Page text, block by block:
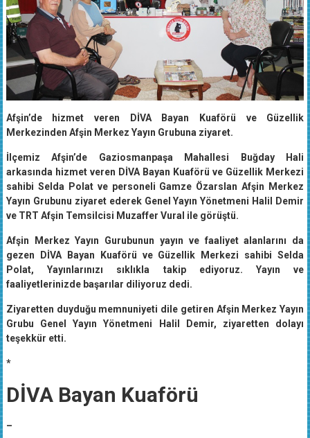
Afşin’de hizmet veren DİVA Bayan Kuaförü ve Güzellik
Merkezinden Afşin Merkez Yayın Grubuna ziyaret.
İlçemiz Afşin’de Gaziosmanpaşa Mahallesi Buğday Hali
arkasında hizmet veren DİVA Bayan Kuaförü ve Güzellik Merkezi
sahibi Selda Polat ve personeli Gamze Özarslan Afşin Merkez
Yayın Grubunu ziyaret ederek Genel Yayın Yönetmeni Halil Demir
ve TRT Afşin Temsilcisi Muzaffer Vural ile görüştü.
Afşin Merkez Yayın Gurubunun yayın ve faaliyet alanlarını da
gezen DİVA Bayan Kuaförü ve Güzellik Merkezi sahibi Selda
Polat, Yayınlarınızı sıklıkla takip ediyoruz. Yayın ve
faaliyetlerinizde başarılar diliyoruz dedi.
Ziyaretten duyduğu memnuniyeti dile getiren Afşin Merkez Yayın
Grubu Genel Yayın Yönetmeni Halil Demir, ziyaretten dolayı
teşekkür etti.
*
DİVA Bayan Kuaförü
–